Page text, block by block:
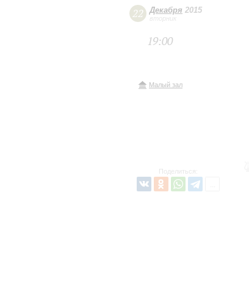
22 Декабря 2015
вторник
19:00
Малый зал
Поделиться: